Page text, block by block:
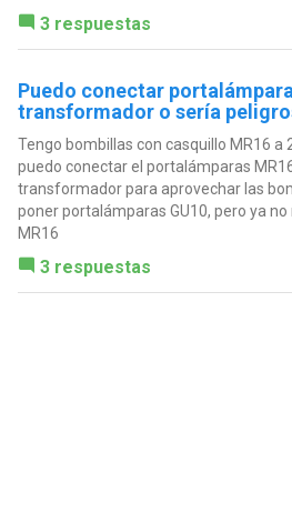
3 respuestas
Puedo conectar
transformador o sería
Tengo bombillas con casquillo MR16 a
puedo conectar el portalámparas
transformador para aprovechar las
poner portalámparas GU10, pero ya
MR16
3 respuestas